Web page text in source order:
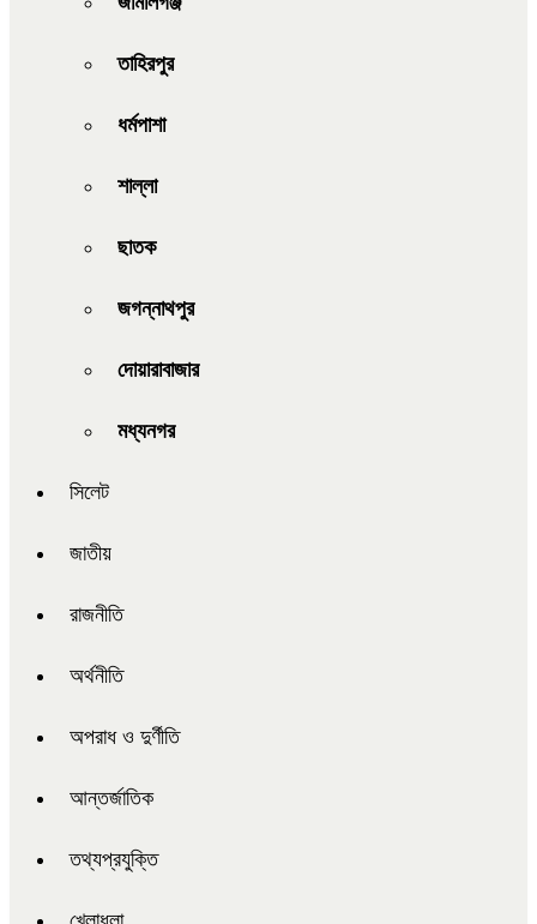
তাহিরপুর
ধর্মপাশা
শাল্লা
ছাতক
জগন্নাথপুর
দোয়ারাবাজার
মধ্যনগর
সিলেট
জাতীয়
রাজনীতি
অর্থনীতি
অপরাধ ও দুর্ণীতি
আন্তর্জাতিক
তথ্যপ্রযুক্তি